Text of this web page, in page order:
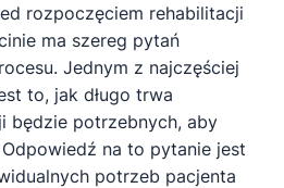
rozpoczęciem rehabilitacji
ma szereg pytań
Jednym z najczęściej
to, jak długo trwa
będzie potrzebnych, aby
na to pytanie jest
potrzeb pacjenta